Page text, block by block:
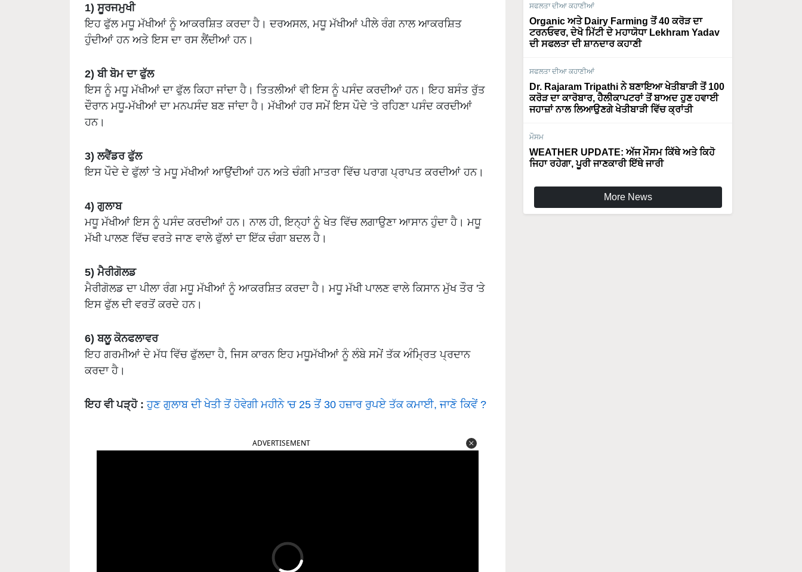
1) ਸੂਰਜਮੁਖੀ
ਇਹ ਫੁੱਲ ਮਧੂ ਮੱਖੀਆਂ ਨੂੰ ਆਕਰਸ਼ਿਤ ਕਰਦਾ ਹੈ। ਦਰਅਸਲ, ਮਧੂ ਮੱਖੀਆਂ ਪੀਲੇ ਰੰਗ ਨਾਲ ਆਕਰਸ਼ਿਤ
ਹੁੰਦੀਆਂ ਹਨ ਅਤੇ ਇਸ ਦਾ ਰਸ ਲੈਂਦੀਆਂ ਹਨ।
2) ਬੀ ਬੋਮ ਦਾ ਫੁੱਲ
ਇਸ ਨੂੰ ਮਧੂ ਮੱਖੀਆਂ ਦਾ ਫੁੱਲ ਕਿਹਾ ਜਾਂਦਾ ਹੈ। ਤਿਤਲੀਆਂ ਵੀ ਇਸ ਨੂੰ ਪਸੰਦ ਕਰਦੀਆਂ ਹਨ। ਇਹ ਬਸੰਤ ਰੁੱਤ
ਦੌਰਾਨ ਮਧੂ-ਮੱਖੀਆਂ ਦਾ ਮਨਪਸੰਦ ਬਣ ਜਾਂਦਾ ਹੈ। ਮੱਖੀਆਂ ਹਰ ਸਮੇਂ ਇਸ ਪੌਦੇ 'ਤੇ ਰਹਿਣਾ ਪਸੰਦ ਕਰਦੀਆਂ
ਹਨ।
3) ਲਵੈਂਡਰ ਫੁੱਲ
ਇਸ ਪੌਦੇ ਦੇ ਫੁੱਲਾਂ 'ਤੇ ਮਧੂ ਮੱਖੀਆਂ ਆਉਂਦੀਆਂ ਹਨ ਅਤੇ ਚੰਗੀ ਮਾਤਰਾ ਵਿੱਚ ਪਰਾਗ ਪ੍ਰਾਪਤ ਕਰਦੀਆਂ ਹਨ।
4) ਗੁਲਾਬ
ਮਧੂ ਮੱਖੀਆਂ ਇਸ ਨੂੰ ਪਸੰਦ ਕਰਦੀਆਂ ਹਨ। ਨਾਲ ਹੀ, ਇਨ੍ਹਾਂ ਨੂੰ ਖੇਤ ਵਿੱਚ ਲਗਾਉਣਾ ਆਸਾਨ ਹੁੰਦਾ ਹੈ। ਮਧੂ
ਮੱਖੀ ਪਾਲਣ ਵਿੱਚ ਵਰਤੇ ਜਾਣ ਵਾਲੇ ਫੁੱਲਾਂ ਦਾ ਇੱਕ ਚੰਗਾ ਬਦਲ ਹੈ।
5) ਮੈਰੀਗੋਲਡ
ਮੈਰੀਗੋਲਡ ਦਾ ਪੀਲਾ ਰੰਗ ਮਧੂ ਮੱਖੀਆਂ ਨੂੰ ਆਕਰਸ਼ਿਤ ਕਰਦਾ ਹੈ। ਮਧੂ ਮੱਖੀ ਪਾਲਣ ਵਾਲੇ ਕਿਸਾਨ ਮੁੱਖ ਤੌਰ 'ਤੇ
ਇਸ ਫੁੱਲ ਦੀ ਵਰਤੋਂ ਕਰਦੇ ਹਨ।
6) ਬਲੂ ਕੋਨਫਲਾਵਰ
ਇਹ ਗਰਮੀਆਂ ਦੇ ਮੱਧ ਵਿੱਚ ਫੁੱਲਦਾ ਹੈ, ਜਿਸ ਕਾਰਨ ਇਹ ਮਧੂਮੱਖੀਆਂ ਨੂੰ ਲੰਬੇ ਸਮੇਂ ਤੱਕ ਅੰਮ੍ਰਿਤ ਪ੍ਰਦਾਨ
ਕਰਦਾ ਹੈ।
ਇਹ ਵੀ ਪੜ੍ਹੋ : ਹੁਣ ਗੁਲਾਬ ਦੀ ਖੇਤੀ ਤੋਂ ਹੋਵੇਗੀ ਮਹੀਨੇ 'ਚ 25 ਤੋਂ 30 ਹਜ਼ਾਰ ਰੁਪਏ ਤੱਕ ਕਮਾਈ, ਜਾਣੋ ਕਿਵੇਂ ?
ਸਫਲਤਾ ਦੀਆ ਕਹਾਣੀਆਂ
Organic ਅਤੇ Dairy Farming ਤੋਂ 40 ਕਰੋੜ ਦਾ
ਟਰਨਓਵਰ, ਦੇਖੋ ਮਿੱਟੀ ਦੇ ਮਹਾਯੋਧਾ Lekhram Yadav
ਦੀ ਸਫਲਤਾ ਦੀ ਸ਼ਾਨਦਾਰ ਕਹਾਣੀ
ਸਫਲਤਾ ਦੀਆ ਕਹਾਣੀਆਂ
Dr. Rajaram Tripathi ਨੇ ਬਣਾਇਆ ਖੇਤੀਬਾੜੀ ਤੋਂ 100
ਕਰੋੜ ਦਾ ਕਾਰੋਬਾਰ, ਹੈਲੀਕਾਪਟਰਾਂ ਤੋਂ ਬਾਅਦ ਹੁਣ ਹਵਾਈ
ਜਹਾਜ਼ਾਂ ਨਾਲ ਲਿਆਉਣਗੇ ਖੇਤੀਬਾੜੀ ਵਿੱਚ ਕ੍ਰਾਂਤੀ
ਮੌਸਮ
WEATHER UPDATE: ਅੱਜ ਮੌਸਮ ਕਿੱਥੇ ਅਤੇ ਕਿਹੋ
ਜਿਹਾ ਰਹੇਗਾ, ਪੂਰੀ ਜਾਣਕਾਰੀ ਇੱਥੇ ਜਾਰੀ
More News